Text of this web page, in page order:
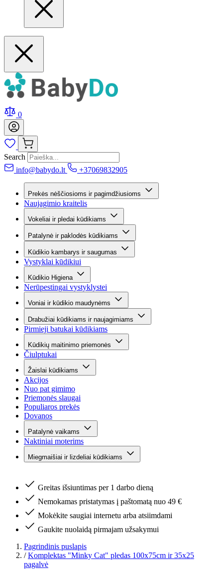
0
Search
info@babydo.lt
+37069832905
Prekės nėščiosioms ir pagimdžiusioms
Naujagimio kraitelis
Vokeliai ir pledai kūdikiams
Patalynė ir paklodės kūdikiams
Kūdikio kambarys ir saugumas
Vystyklai kūdikiui
Kūdikio Higiena
Nerūpestingai vystyklystei
Voniai ir kūdikio maudynėms
Drabužiai kūdikiams ir naujagimiams
Pirmieji batukai kūdikiams
Kūdikių maitinimo priemonės
Čiulptukai
Žaislai kūdikiams
Akcijos
Nuo pat gimimo
Priemonės slaugai
Populiaros prekės
Dovanos
Patalynė vaikams
Naktiniai moterims
Miegmaišiai ir lizdeliai kūdikiams
Greitas išsiuntimas per 1 darbo dieną
Nemokamas pristatymas į paštomatą nuo 49 €
Mokėkite saugiai internetu arba atsiimdami
Gaukite nuolaidą pirmajam užsakymui
Pagrindinis puslapis
/ Komplektas "Minky Cat" pledas 100x75cm ir 35x25
pagalvė